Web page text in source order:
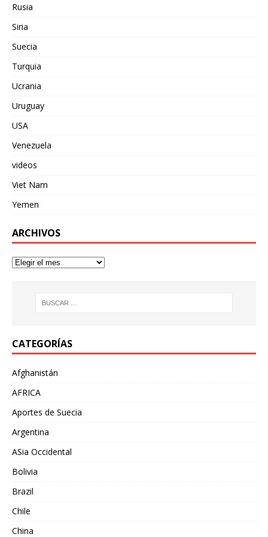
Rusia
Siria
Suecia
Turquia
Ucrania
Uruguay
USA
Venezuela
videos
Viet Nam
Yemen
ARCHIVOS
CATEGORÍAS
Afghanistán
AFRICA
Aportes de Suecia
Argentina
ASia Occidental
Bolivia
Brazil
Chile
China